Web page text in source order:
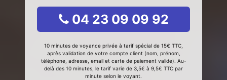
04 23 09 09 92
10 minutes de voyance privée à tarif spécial de 15€ TTC,
après validation de votre compte client (nom, prénom,
téléphone, adresse, email et carte de paiement valide). Au-
delà des 10 minutes, le tarif varie de 3,5€ à 9,5€ TTC par
minute selon le voyant.